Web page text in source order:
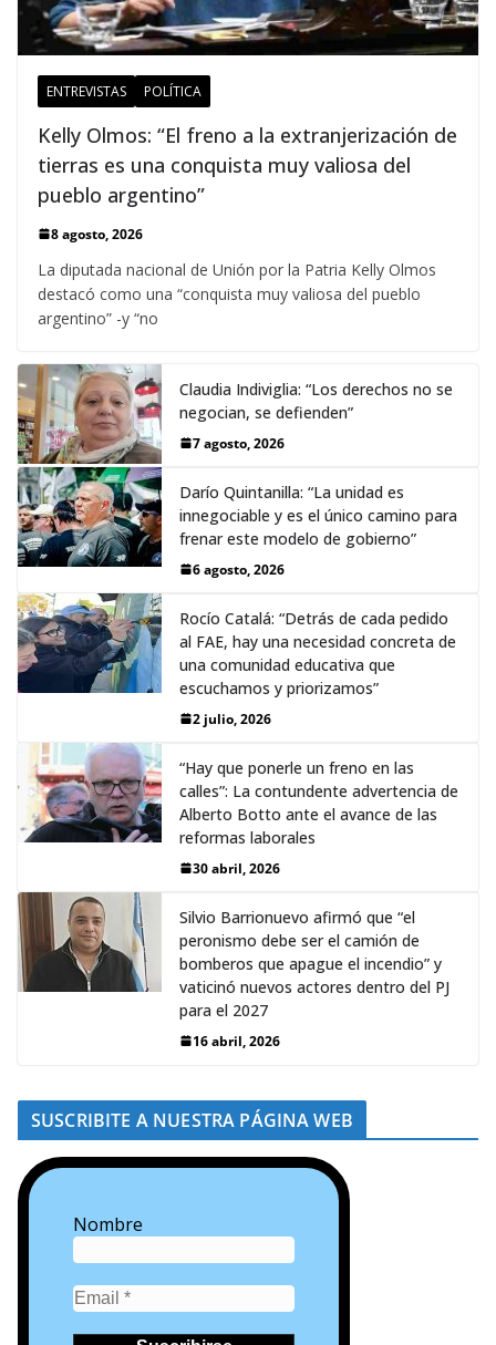
ENTREVISTAS POLÍTICA
Kelly Olmos: “El freno a la extranjerización de
tierras es una conquista muy valiosa del
pueblo argentino”
8 agosto, 2026
La diputada nacional de Unión por la Patria Kelly Olmos
destacó como una “conquista muy valiosa del pueblo
argentino” -y “no
Claudia Indiviglia: “Los derechos no se
negocian, se defienden”
7 agosto, 2026
Darío Quintanilla: “La unidad es
innegociable y es el único camino para
frenar este modelo de gobierno”
6 agosto, 2026
Rocío Catalá: “Detrás de cada pedido
al FAE, hay una necesidad concreta de
una comunidad educativa que
escuchamos y priorizamos”
2 julio, 2026
“Hay que ponerle un freno en las
calles”: La contundente advertencia de
Alberto Botto ante el avance de las
reformas laborales
30 abril, 2026
Silvio Barrionuevo afirmó que “el
peronismo debe ser el camión de
bomberos que apague el incendio” y
vaticinó nuevos actores dentro del PJ
para el 2027
16 abril, 2026
SUSCRIBITE A NUESTRA PÁGINA WEB
Nombre